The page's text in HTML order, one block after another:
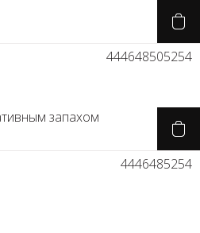
444648505254
запахом
4446485254